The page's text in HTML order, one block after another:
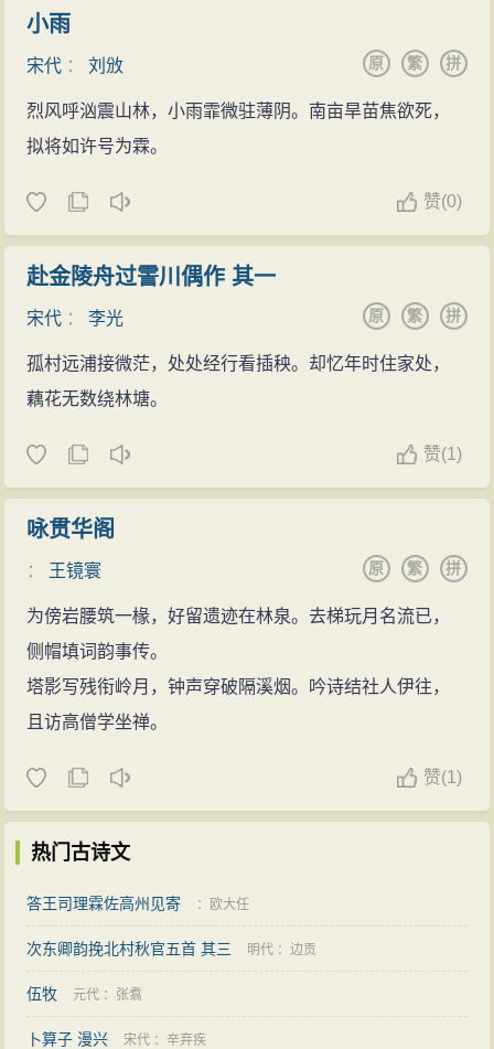
小雨
宋代 ：刘攽 拼
繁
原
烈风呼汹震山林，小雨霏微驻薄阴。南亩旱苗焦欲死，
拟将如许号为霖。
赞(0)
赴金陵舟过霅川偶作 其一
宋代 ：李光 拼
繁
原
孤村远浦接微茫，处处经行看插秧。却忆年时住家处，
藕花无数绕林塘。
赞(1)
咏贯华阁
： 王镜寰 拼
繁
原
为傍岩腰筑一椽，好留遗迹在林泉。去梯玩月名流已，
侧帽填词韵事传。
塔影写残衔岭月，钟声穿破隔溪烟。吟诗结社人伊往，
且访高僧学坐禅。
赞(1)
热门古诗文
答王司理霖佐高州见寄 ： 欧大任
次东卿韵挽北村秋官五首 其三 明代 ：边贡
伍牧 元代 ： 张翥
卜算子 漫兴 宋代 ：辛弃疾